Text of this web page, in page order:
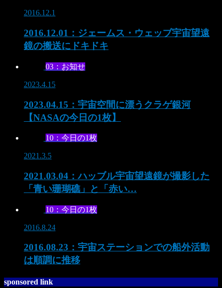
2016.12.1
2016.12.01：ジェームス・ウェッブ宇宙望遠
鏡の搬送にドキドキ
03：お知せ
2023.4.15
2023.04.15：宇宙空間に漂うクラゲ銀河
【NASAの今日の1枚】
10：今日の1枚
2021.3.5
2021.03.04：ハッブル宇宙望遠鏡が撮影した
「青い珊瑚礁」と「赤い…
10：今日の1枚
2016.8.24
2016.08.23：宇宙ステーションでの船外活動
は順調に推移
sponsored link